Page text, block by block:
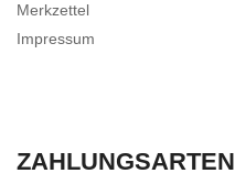
Merkzettel
Impressum
ZAHLUNGSARTEN